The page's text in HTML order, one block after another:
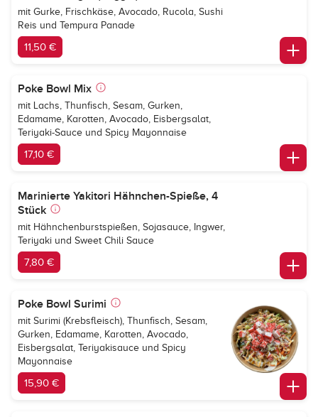
mit Gurke, Frischkäse, Avocado, Rucola, Sushi
Reis und Tempura Panade
11,50 €
Poke Bowl Mix
mit Lachs, Thunfisch, Sesam, Gurken,
Edamame, Karotten, Avocado, Eisbergsalat,
Teriyaki-Sauce und Spicy Mayonnaise
17,10 €
Marinierte Yakitori Hähnchen-Spieße, 4
Stück
mit Hähnchenburstspießen, Sojasauce, Ingwer,
Teriyaki und Sweet Chili Sauce
7,80 €
Poke Bowl Surimi
mit Surimi (Krebsfleisch), Thunfisch, Sesam,
Gurken, Edamame, Karotten, Avocado,
Eisbergsalat, Teriyakisauce und Spicy
Mayonnaise
15,90 €